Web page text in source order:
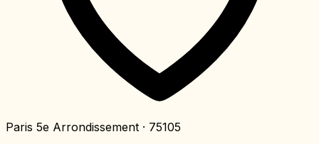
Paris 5e Arrondissement · 75105